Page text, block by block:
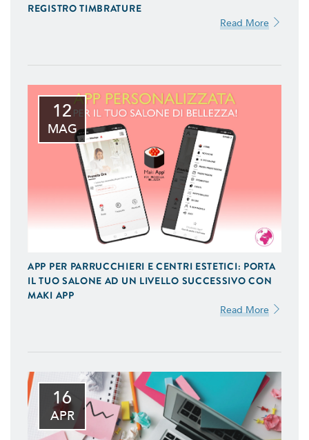
REGISTRO TIMBRATURE
Read More
12
MAG
APP PER PARRUCCHIERI E CENTRI ESTETICI: PORTA
IL TUO SALONE AD UN LIVELLO SUCCESSIVO CON
MAKI APP
Read More
16
APR